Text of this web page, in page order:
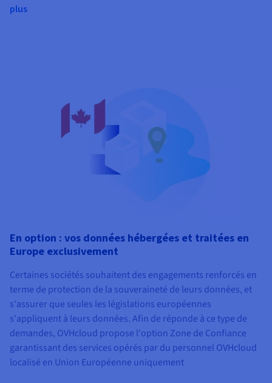
plus
En option : vos données hébergées et traitées en
Europe exclusivement
Certaines sociétés souhaitent des engagements renforcés en
terme de protection de la souveraineté de leurs données, et
s'assurer que seules les législations européennes
s'appliquent à leurs données. Afin de réponde à ce type de
demandes, OVHcloud propose l'option Zone de Confiance
garantissant des services opérés par du personnel OVHcloud
localisé en Union Européenne uniquement